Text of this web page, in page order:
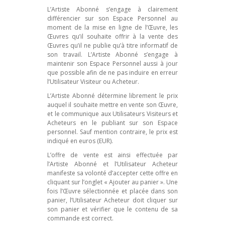
L’Artiste Abonné s’engage à clairement
différencier sur son Espace Personnel au
moment de la mise en ligne de l’Œuvre, les
Œuvres qu’il souhaite offrir à la vente des
Œuvres qu’il ne publie qu’à titre informatif de
son travail. L’Artiste Abonné s’engage à
maintenir son Espace Personnel aussi à jour
que possible afin de ne pas induire en erreur
l’Utilisateur Visiteur ou Acheteur.
L’Artiste Abonné détermine librement le prix
auquel il souhaite mettre en vente son Œuvre,
et le communique aux Utilisateurs Visiteurs et
Acheteurs en le publiant sur son Espace
personnel. Sauf mention contraire, le prix est
indiqué en euros (EUR).
L’offre de vente est ainsi effectuée par
l’Artiste Abonné et l’Utilisateur Acheteur
manifeste sa volonté d’accepter cette offre en
cliquant sur l’onglet « Ajouter au panier ». Une
fois l’Œuvre sélectionnée et placée dans son
panier, l’Utilisateur Acheteur doit cliquer sur
son panier et vérifier que le contenu de sa
commande est correct.